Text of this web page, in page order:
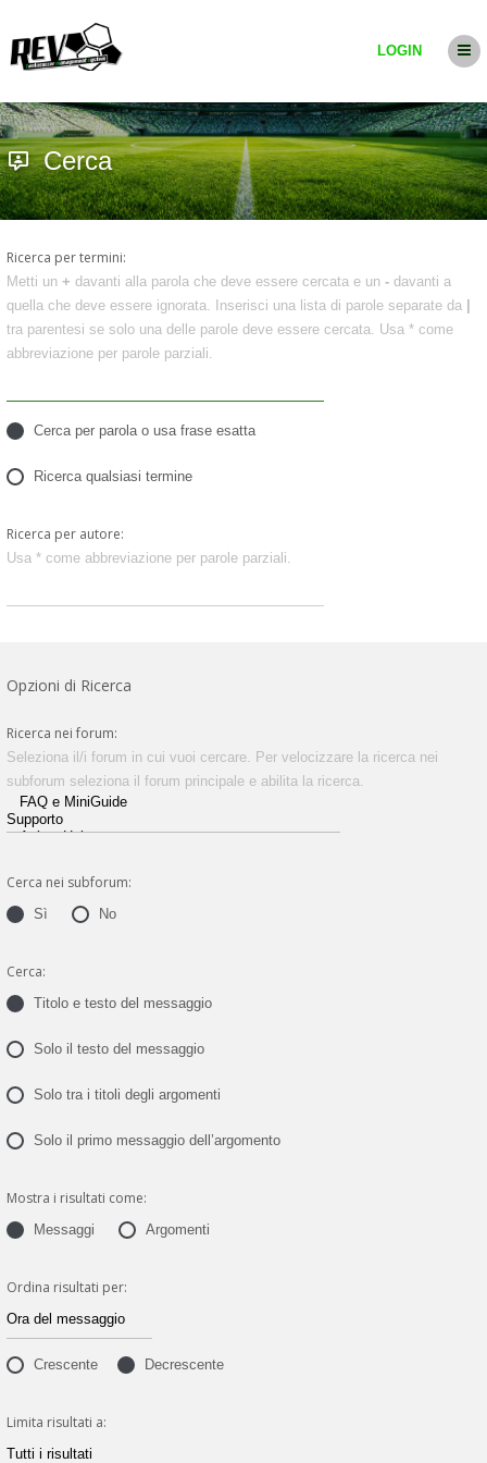
LOGIN
Cerca
Ricerca per termini:
Metti un + davanti alla parola che deve essere cercata e un - davanti a
quella che deve essere ignorata. Inserisci una lista di parole separate da
tra parentesi se solo una delle parole deve essere cercata. Usa * come
abbreviazione per parole parziali.
Cerca per parola o usa frase esatta
Ricerca qualsiasi termine
Ricerca per autore:
Usa * come abbreviazione per parole parziali.
Opzioni di Ricerca
Ricerca nei forum:
Seleziona il/i forum in cui vuoi cercare. Per velocizzare la ricerca nei
subforum seleziona il forum principale e abilita la ricerca.
Cerca nei subforum:
Sì No
Cerca:
Titolo e testo del messaggio
Solo il testo del messaggio
Solo tra i titoli degli argomenti
Solo il primo messaggio dell’argomento
Mostra i risultati come:
Messaggi Argomenti
Ordina risultati per:
Crescente Decrescente
Limita risultati a: